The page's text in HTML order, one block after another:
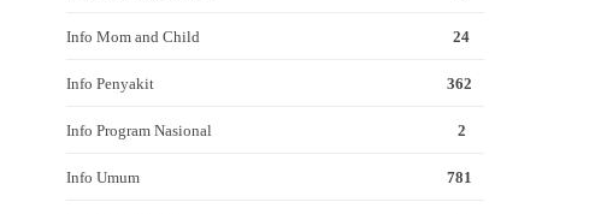
Info Mom and Child 24
Info Penyakit 362
Info Program Nasional 2
Info Umum 781